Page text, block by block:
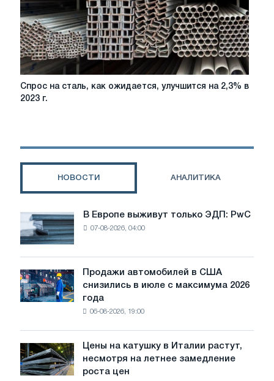
Спрос
на
улучшится
Спрос на сталь, как ожидается, улучшится на 2,3% в
2023 г.
НОВОСТИ АНАЛИТИКА
Европе
выживут
только
ЭДП:
PwC
В Европе выживут только ЭДП: PwC
07-08-2026, 04:00
Продажи
автомобилей
в
июле
с
Продажи автомобилей в США
снизились в июле с максимума 2026
года
06-08-2026, 19:00
Цены
на
катушку
Цены на катушку в Италии растут,
несмотря на летнее замедление
роста цен